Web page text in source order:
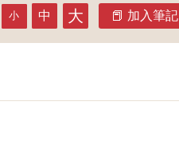
小 中 大 加入筆記